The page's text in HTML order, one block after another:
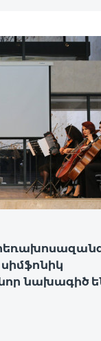
նախագիծ